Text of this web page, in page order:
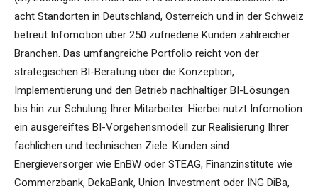
acht Standorten in Deutschland, Österreich und in der Schweiz
betreut Infomotion über 250 zufriedene Kunden zahlreicher
Branchen. Das umfangreiche Portfolio reicht von der
strategischen BI-Beratung über die Konzeption,
Implementierung und den Betrieb nachhaltiger BI-Lösungen
bis hin zur Schulung Ihrer Mitarbeiter. Hierbei nutzt Infomotion
ein ausgereiftes BI-Vorgehensmodell zur Realisierung Ihrer
fachlichen und technischen Ziele. Kunden sind
Energieversorger wie EnBW oder STEAG, Finanzinstitute wie
Commerzbank, DekaBank, Union Investment oder ING DiBa,